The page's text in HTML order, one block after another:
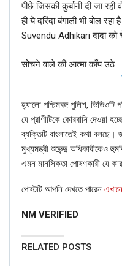
पीछे जिसकी कुर्बानी दी जा
ही ये दरिंदा बंगाली भी बोल
Suvendu Adhikari दादा को
सोचने वाले की आत्मा काँप उठे
হ্যালো পশ্চিমবঙ্গ পুলিশ, ভিডিওটি
যে প্রাণীটিকে কোরবানি দেওয়া
ব্যক্তিটি বাংলাতেই কথা বলছে।
মুখ্যমন্ত্রী শুভেন্দু অধিকারীকেও
এমন মানসিকতা পোষণকারী যে
পোস্টটি আপনি দেখতে পারেন এখানে
NM VERIFIED
RELATED POSTS